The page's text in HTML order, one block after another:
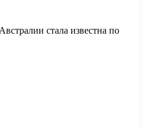
стала известна по